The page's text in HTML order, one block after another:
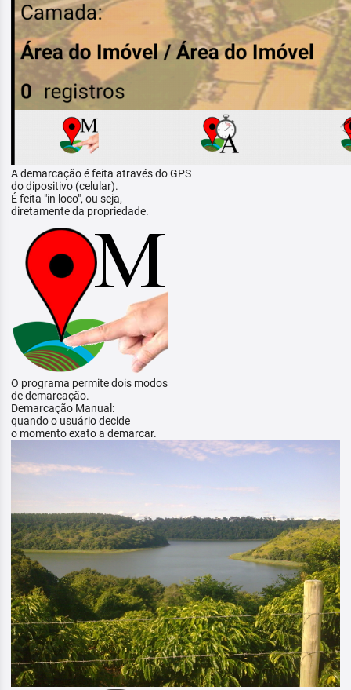
A demarcação é feita através do GPS
do dipositivo (celular).
É feita "in loco", ou seja,
diretamente da propriedade.
O programa permite dois modos
de demarcação.
Demarcação Manual:
quando o usuário decide
o momento exato a demarcar.